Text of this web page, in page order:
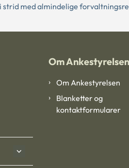
strid med almindelige
Om Ankestyrelsen
Om Ankestyrelsen
Blanketter og
kontaktformularer